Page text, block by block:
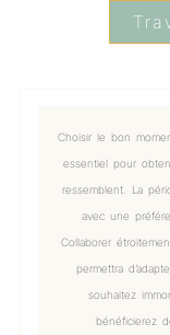
Choisir le bon
essentiel pour
ressemblent. La
avec une
Collaborer
permettra
souhaitez
bénéficierez